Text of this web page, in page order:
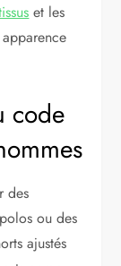
et les
code
des
ou des
ajustés